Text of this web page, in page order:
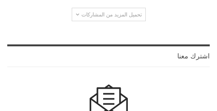
تحميل المزيد من المشاركات
اشترك معنا